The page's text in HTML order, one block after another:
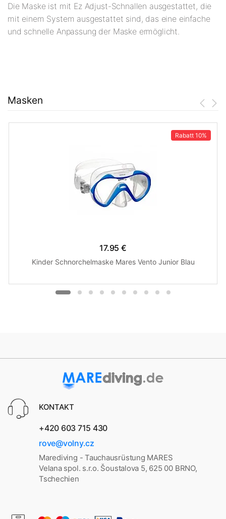
Die Maske ist mit Ez Adjust-Schnallen ausgestattet, die
mit einem System ausgestattet sind, das eine einfache
und schnelle Anpassung der Maske ermöglicht.
Masken
Rabatt 10%
17.95 €
Kinder Schnorchelmaske Mares Vento Junior Blau
KONTAKT
+420 603 715 430
rove@volny.cz
Marediving - Tauchausrüstung MARES
Velana spol. s.r.o. Šoustalova 5, 625 00 BRNO,
Tschechien